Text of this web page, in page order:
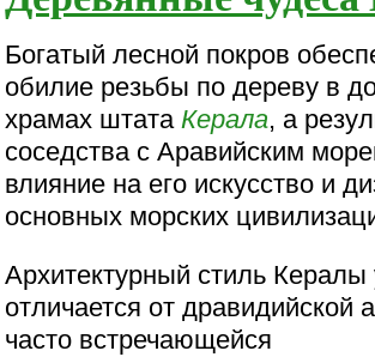
Богатый лесной покров
обилие резьбы по дереву в
храмах штатаКерала, а
соседства с Аравийским
влияние на его искусство и
основных морских
Архитектурный стиль Кералы
отличается от дравидийской
часто встречающейся